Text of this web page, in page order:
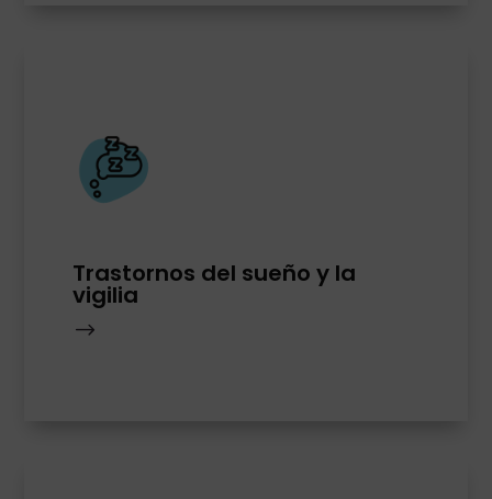
Trastornos del sueño y la
vigilia
$